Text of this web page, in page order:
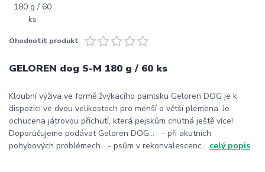
Ohodnotit produkt
GELOREN dog S-M 180 g / 60 ks
Kloubní výživa ve formě žvýkacího pamlsku Geloren DOG je k
dispozici ve dvou velikostech pro menší a větší plemena. Je
ochucena játrovou příchutí, která pejskům chutná ještě více!
Doporučujeme podávat Geloren DOG... - při akutních
pohybových problémech - psům v rekonvalescenc... celý popis